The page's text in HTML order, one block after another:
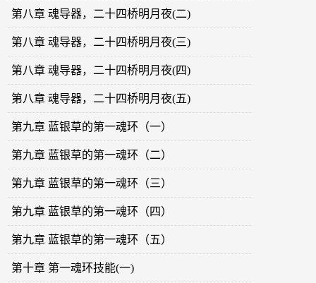
第八章 魂导器，二十四桥明月夜(二)
第八章 魂导器，二十四桥明月夜(三)
第八章 魂导器，二十四桥明月夜(四)
第八章 魂导器，二十四桥明月夜(五)
第九章 蓝银草的第一魂环（一）
第九章 蓝银草的第一魂环（二）
第九章 蓝银草的第一魂环（三）
第九章 蓝银草的第一魂环（四）
第九章 蓝银草的第一魂环（五）
第十章 第一魂环技能(一)